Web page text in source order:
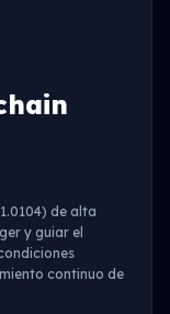
de alta
y guiar el
continuo de